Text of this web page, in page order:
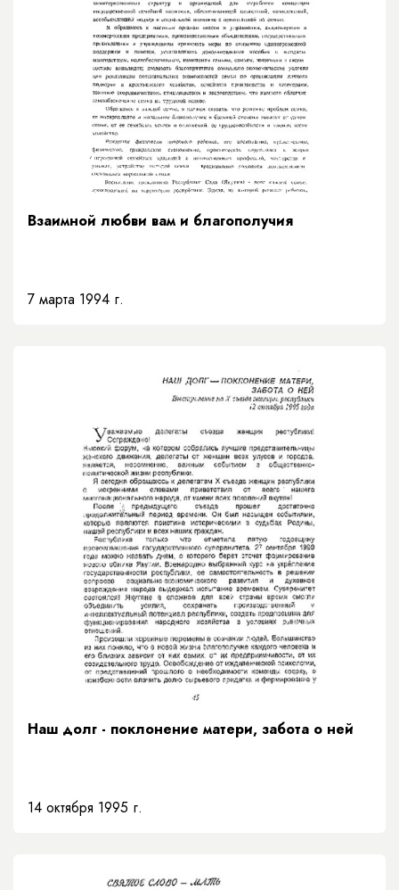
Взаимной любви вам и благополучия
7 марта 1994 г.
Наш долг - поклонение матери, забота о ней
14 октября 1995 г.